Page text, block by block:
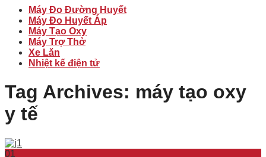
Máy Đo Đường Huyết
Máy Đo Huyết Áp
Máy Tạo Oxy
Máy Trợ Thở
Xe Lăn
Nhiệt kế điện tử
Tag Archives: máy tạo oxy
y tế
01